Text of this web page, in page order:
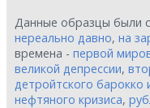
Данные образцы были
нереально давно, на
времена - первой
великой депрессии,
детройтского барокко
нефтяного кризиса,